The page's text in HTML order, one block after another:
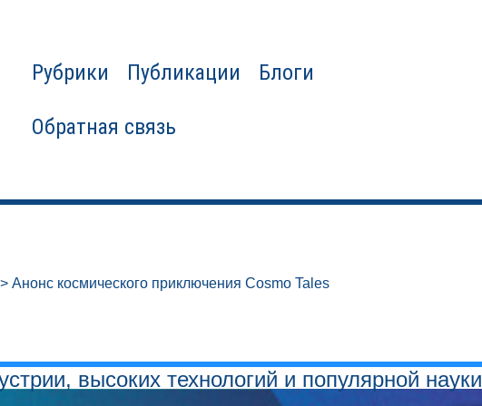
Рубрики Публикации Блоги
Обратная связь
Анонс космического приключения Cosmo Tales
высоких технологий и популярной науки